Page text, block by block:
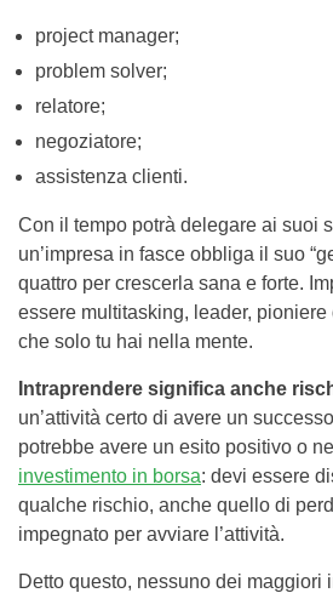
project manager;
problem solver;
relatore;
negoziatore;
assistenza clienti.
Con il tempo potrà delegare ai suoi
un’impresa in fasce obbliga il suo
quattro per crescerla sana e forte.
essere multitasking, leader, pioniere
che solo tu hai nella mente.
Intraprendere significa anche
un’attività certo di avere un
potrebbe avere un esito positivo o
investimento in borsa: devi essere
qualche rischio, anche quello di
impegnato per avviare l’attività.
Detto questo, nessuno dei maggiori